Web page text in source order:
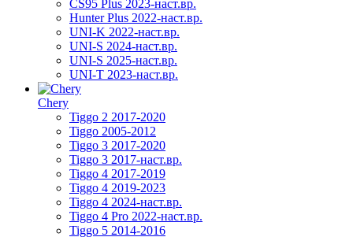
CS95 Plus 2023-наст.вр.
Hunter Plus 2022-наст.вр.
UNI-K 2022-наст.вр.
UNI-S 2024-наст.вр.
UNI-S 2025-наст.вр.
UNI-T 2023-наст.вр.
Chery
Tiggo 2 2017-2020
Tiggo 2005-2012
Tiggo 3 2017-2020
Tiggo 3 2017-наст.вр.
Tiggo 4 2017-2019
Tiggo 4 2019-2023
Tiggo 4 2024-наст.вр.
Tiggo 4 Pro 2022-наст.вр.
Tiggo 5 2014-2016